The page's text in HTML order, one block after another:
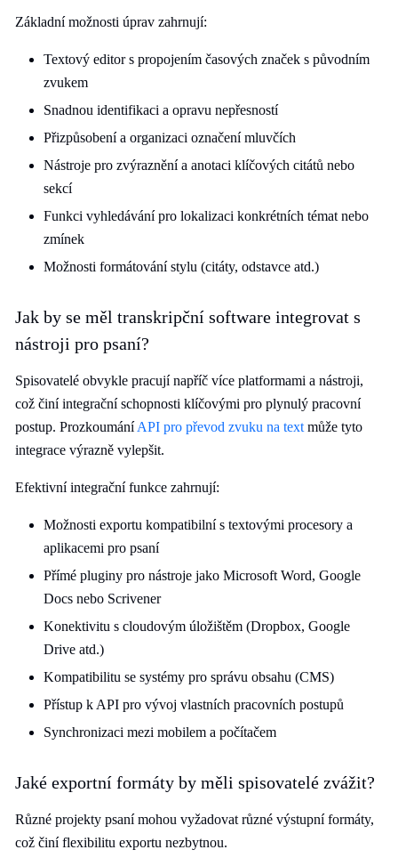
Základní možnosti úprav zahrnují:
Textový editor s propojením časových značek s původním
zvukem
Snadnou identifikaci a opravu nepřesností
Přizpůsobení a organizaci označení mluvčích
Nástroje pro zvýraznění a anotaci klíčových citátů nebo
sekcí
Funkci vyhledávání pro lokalizaci konkrétních témat nebo
zmínek
Možnosti formátování stylu (citáty, odstavce atd.)
Jak by se měl transkripční software integrovat s
nástroji pro psaní?
Spisovatelé obvykle pracují napříč více platformami a nástroji,
což činí integrační schopnosti klíčovými pro plynulý pracovní
postup. ProzkoumáníAPI pro převod zvuku na text může tyto
integrace výrazně vylepšit.
Efektivní integrační funkce zahrnují:
Možnosti exportu kompatibilní s textovými procesory a
aplikacemi pro psaní
Přímé pluginy pro nástroje jako Microsoft Word, Google
Docs nebo Scrivener
Konektivitu s cloudovým úložištěm (Dropbox, Google
Drive atd.)
Kompatibilitu se systémy pro správu obsahu (CMS)
Přístup k API pro vývoj vlastních pracovních postupů
Synchronizaci mezi mobilem a počítačem
Jaké exportní formáty by měli spisovatelé zvážit?
Různé projekty psaní mohou vyžadovat různé výstupní formáty,
což činí flexibilitu exportu nezbytnou.